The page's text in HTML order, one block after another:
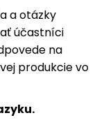
a otázky
účastníci
na
produkcie vo